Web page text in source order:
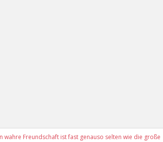
Freundschaft ist fast genauso selten wie die große